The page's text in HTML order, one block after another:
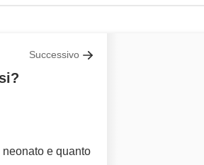
Successivo
e quanto